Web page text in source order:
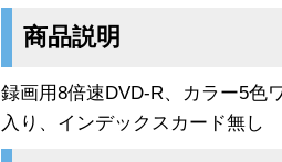
商品説明
録画用8倍速DVD-R、カラー5色
入り、インデックスカード無し